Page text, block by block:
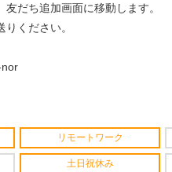
だち追加画面に移動します。
ください。
リモートワーク
土日祝休み